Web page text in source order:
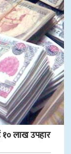
लाख उपहार